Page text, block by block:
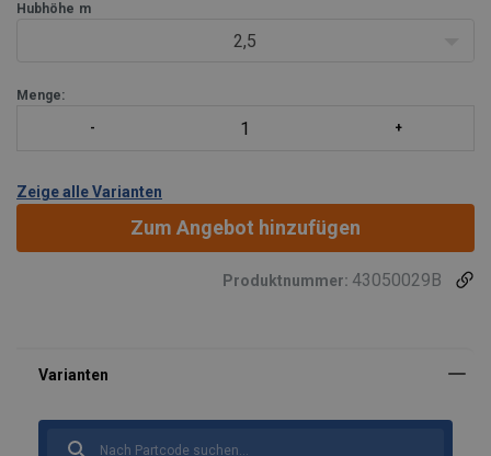
Hubhöhe m
2,5
Menge:
Zeige alle Varianten
Zum Angebot hinzufügen
Produktnummer: 43050029B